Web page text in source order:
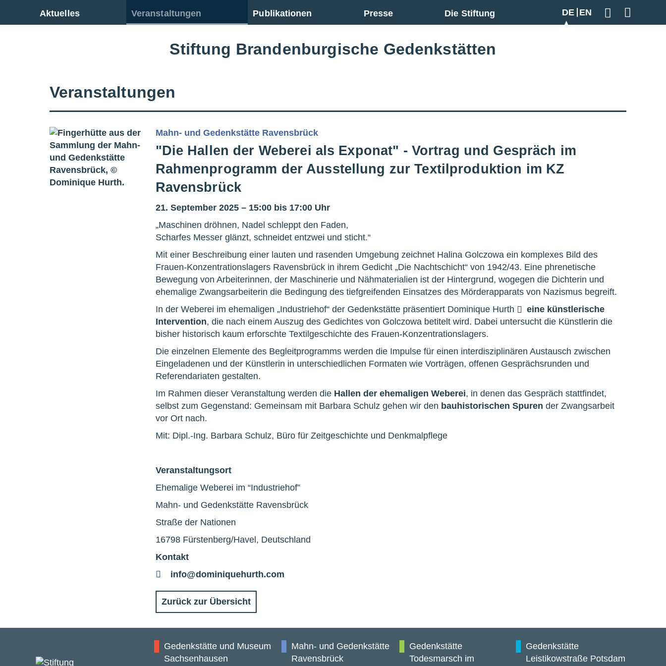
Aktuelles Veranstaltungen Publikationen Presse Die Stiftung DE EN
Zur Gesamtübersicht
Stiftung Brandenburgische Gedenkstätten
Veranstaltungen
Mahn- und Gedenkstätte Ravensbrück
"Die Hallen der Weberei als Exponat" - Vortrag und Gespräch im
Rahmenprogramm der Ausstellung zur Textilproduktion im KZ
Ravensbrück
21. September 2025 – 15:00 bis 17:00 Uhr
„Maschinen dröhnen, Nadel schleppt den Faden,
Scharfes Messer glänzt, schneidet entzwei und sticht.“
Mit einer Beschreibung einer lauten und rasenden Umgebung zeichnet Halina Golczowa ein komplexes Bild des
Frauen-Konzentrationslagers Ravensbrück in ihrem Gedicht „Die Nachtschicht“ von 1942/43. Eine phrenetische
Bewegung von Arbeiterinnen, der Maschinerie und Nähmaterialien ist der Hintergrund, wogegen die Dichterin und
ehemalige Zwangsarbeiterin die Bedingung des tiefgreifenden Einsatzes des Mörderapparats von Nazismus begreift.
In der Weberei im ehemaligen „Industriehof“ der Gedenkstätte präsentiert Dominique Hurth
eine künstlerische
Intervention, die nach einem Auszug des Gedichtes von Golczowa betitelt wird. Dabei untersucht die Künstlerin die
bisher historisch kaum erforschte Textilgeschichte des Frauen-Konzentrationslagers.
Die einzelnen Elemente des Begleitprogramms werden die Impulse für einen interdisziplinären Austausch zwischen
Eingeladenen und der Künstlerin in unterschiedlichen Formaten wie Vorträgen, offenen Gesprächsrunden und
Referendariaten gestalten.
Im Rahmen dieser Veranstaltung werden die Hallen der ehemaligen Weberei, in denen das Gespräch stattfindet,
selbst zum Gegenstand: Gemeinsam mit Barbara Schulz gehen wir den bauhistorischen Spuren der Zwangsarbeit
vor Ort nach.
Mit: Dipl.-Ing. Barbara Schulz, Büro für Zeitgeschichte und Denkmalpflege
Veranstaltungsort
Ehemalige Weberei im “Industriehof”
Mahn- und Gedenkstätte Ravensbrück
Straße der Nationen
16798 Fürstenberg/Havel, Deutschland
Kontakt
E-
info@dominiquehurth.com
Zurück zur Übersicht
Gedenkstätte und Museum
Sachsenhausen
Mahn- und Gedenkstätte
Ravensbrück
Gedenkstätte
Todesmarsch im
Gedenkstätte
Leistikowstraße Potsdam